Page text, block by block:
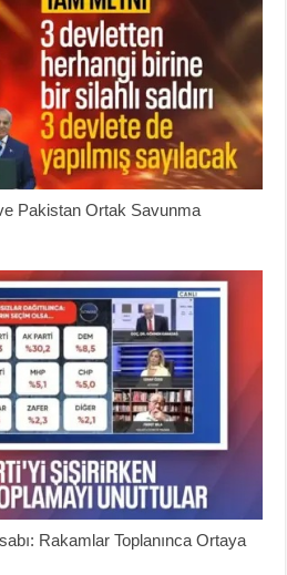
Pakistan Ortak Savunma
Rakamlar Toplanınca Ortaya